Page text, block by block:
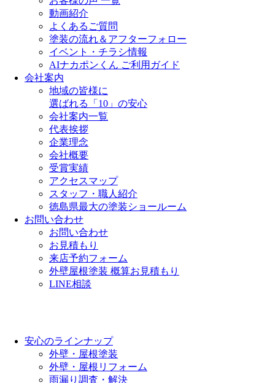
動画紹介
よくあるご質問
塗装の流れ＆アフターフォロー
イベント・チラシ情報
AIナカポンくん ご利用ガイド
会社案内
地域の皆様に
選ばれる「10」の安心
会社案内一覧
代表挨拶
企業理念
会社概要
受賞実績
アクセスマップ
スタッフ・職人紹介
徳島県最大の塗装ショールーム
お問い合わせ
お問い合わせ
お見積もり
来店予約フォーム
外壁屋根塗装 概算お見積もり
LINE相談
安心のラインナップ
外壁・屋根塗装
外壁・屋根リフォーム
雨漏り調査・解決